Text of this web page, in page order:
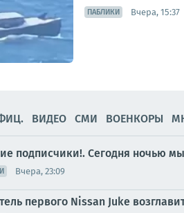
ПАБЛИКИ Вчера, 15:37
ВИДЕО СМИ ВОЕНКОРЫ
подписчики!. Сегодня ночью
Вчера, 23:09
первого Nissan Juke